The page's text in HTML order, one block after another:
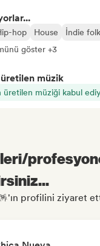
hop House İndie folk
göster +3
müzik
üretilen müziği kabul
profilini ziyaret